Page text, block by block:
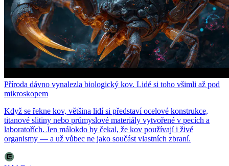
Příroda dávno vynalezla biologický kov. Lidé si toho všimli až pod
mikroskopem
Když se řekne kov, většina lidí si představí ocelové konstrukce,
titanové slitiny nebo průmyslové materiály vytvořené v pecích a
laboratořích. Jen málokdo by čekal, že kov používají i živé
organismy — a už vůbec ne jako součást vlastních zbraní.